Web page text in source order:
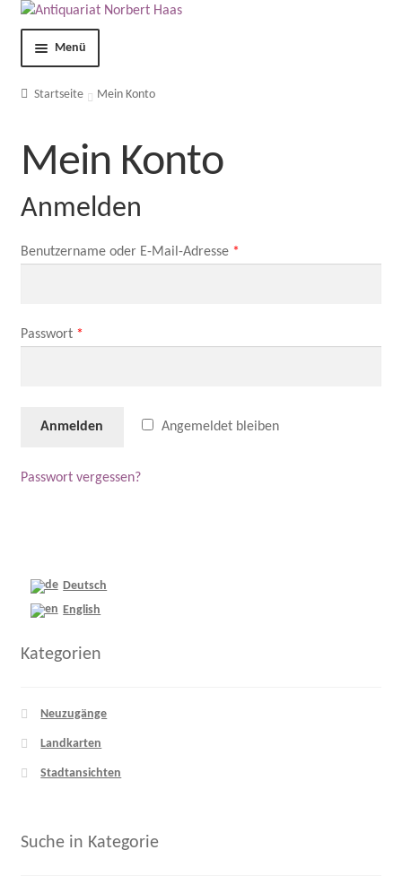
Menü
Shop
Datenschutzerklärung
Startseite Mein Konto
Mein Konto
Anmelden
Benutzername oder E-Mail-Adresse *
Passwort *
Anmelden Angemeldet bleiben
Passwort vergessen?
Deutsch
English
Kategorien
Neuzugänge
Landkarten
Stadtansichten
Suche in Kategorie